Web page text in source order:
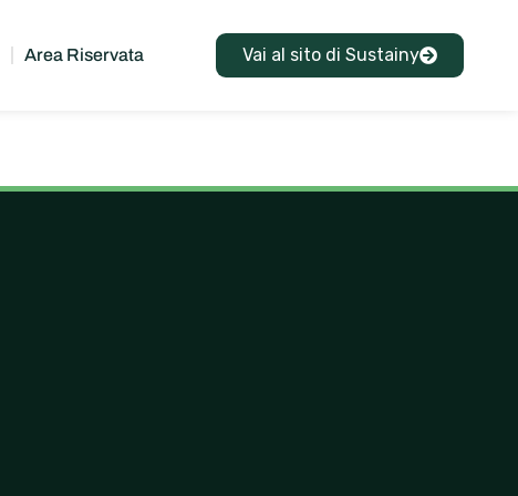
Area Riservata Vai al sito di Sustainy